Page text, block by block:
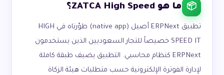
📦 ما هو ZATCA High Speed؟
تطبيق ERPNext أصيل (native app) طوّرناه في HIGH
SPEED IT خصيصاً للتجار السعوديين الذين يستخدمون
ERPNext كنظام محاسبي. التطبيق يضيف طبقة كاملة
لإدارة الفوترة الإلكترونية حسب متطلبات هيئة الزكاة